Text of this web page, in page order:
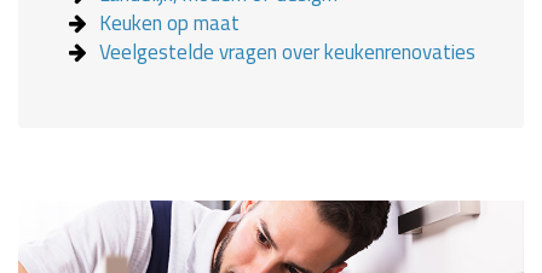
Keuken op maat
Veelgestelde vragen over keukenrenovaties